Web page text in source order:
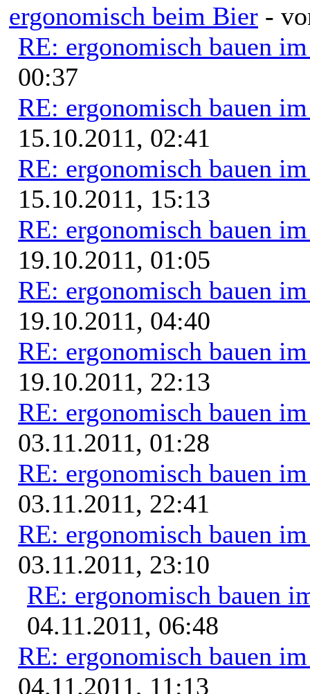
ergonomisch beim Bier -
RE: ergonomisch bauen
00:37
RE: ergonomisch bauen
15.10.2011, 02:41
RE: ergonomisch bauen
15.10.2011, 15:13
RE: ergonomisch bauen
19.10.2011, 01:05
RE: ergonomisch bauen
19.10.2011, 04:40
RE: ergonomisch bauen
19.10.2011, 22:13
RE: ergonomisch bauen
03.11.2011, 01:28
RE: ergonomisch bauen
03.11.2011, 22:41
RE: ergonomisch bauen
03.11.2011, 23:10
RE: ergonomisch bauen
04.11.2011, 06:48
RE: ergonomisch bauen
04.11.2011, 11:13